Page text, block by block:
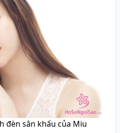
đèn sân khấu của Miu